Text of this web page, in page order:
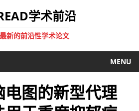
学术前沿
新的前沿性学术论文
MENU
图的新型代理